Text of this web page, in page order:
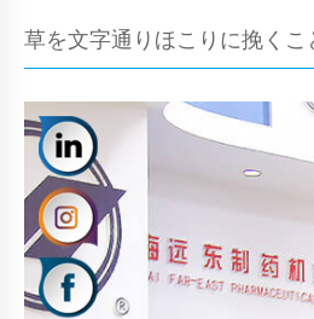
草を文字通りほこりに挽く